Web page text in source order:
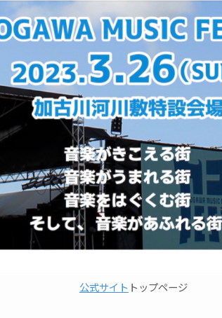
公式サイト トップページ